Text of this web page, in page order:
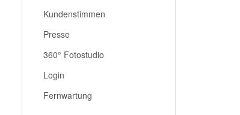
Kundenstimmen
Presse
360° Fotostudio
Login
Fernwartung